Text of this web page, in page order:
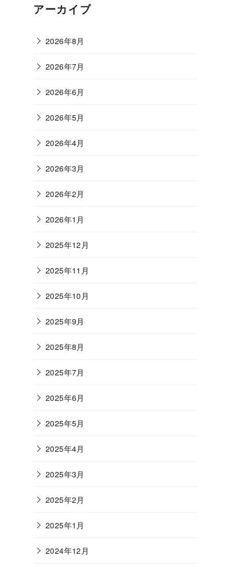
アーカイブ
2026年8月
2026年7月
2026年6月
2026年5月
2026年4月
2026年3月
2026年2月
2026年1月
2025年12月
2025年11月
2025年10月
2025年9月
2025年8月
2025年7月
2025年6月
2025年5月
2025年4月
2025年3月
2025年2月
2025年1月
2024年12月